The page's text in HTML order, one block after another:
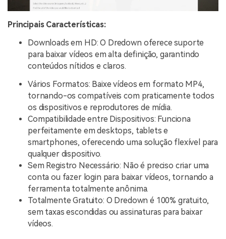
Principais Características:
Downloads em HD: O Dredown oferece suporte
para baixar vídeos em alta definição, garantindo
conteúdos nítidos e claros.
Vários Formatos: Baixe vídeos em formato MP4,
tornando-os compatíveis com praticamente todos
os dispositivos e reprodutores de mídia.
Compatibilidade entre Dispositivos: Funciona
perfeitamente em desktops, tablets e
smartphones, oferecendo uma solução flexível para
qualquer dispositivo.
Sem Registro Necessário: Não é preciso criar uma
conta ou fazer login para baixar vídeos, tornando a
ferramenta totalmente anônima.
Totalmente Gratuito: O Dredown é 100% gratuito,
sem taxas escondidas ou assinaturas para baixar
vídeos.